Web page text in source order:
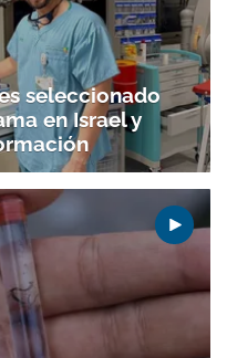
nuestro boletín.
ACEPTAR
seleccionado
en Israel y